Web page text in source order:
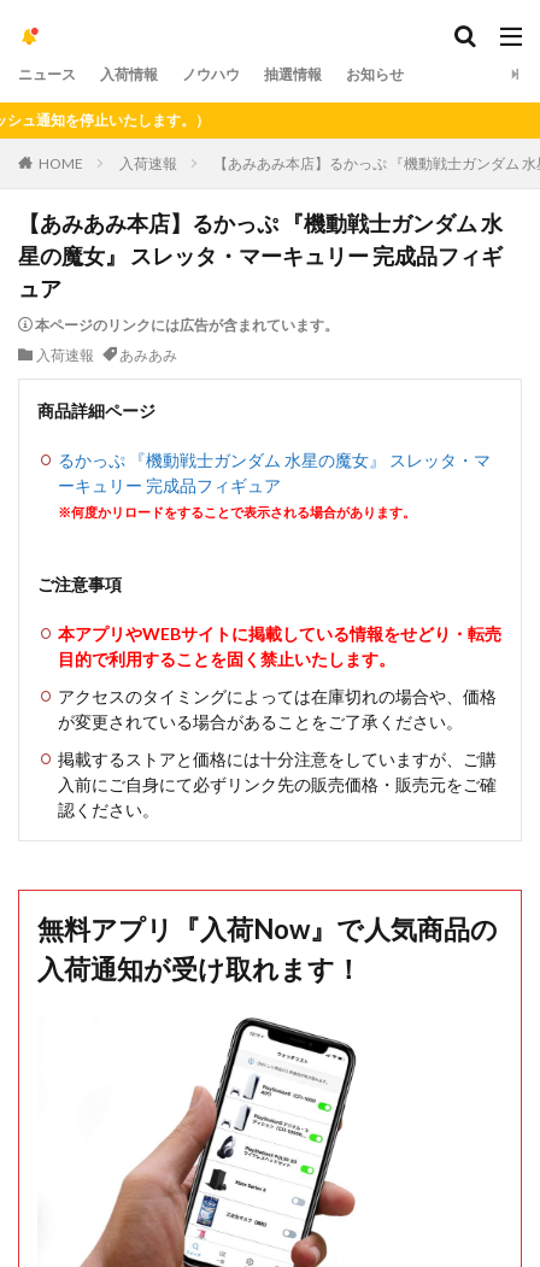
ニュース 入荷情報 ノウハウ 抽選情報 お知らせ
を停止いたします。）
HOME 入荷速報 【あみあみ本店】るかっぷ 『機動戦士ガンダム
【あみあみ本店】るかっぷ 『機動戦士ガンダム 水
星の魔女』 スレッタ・マーキュリー 完成品フィギ
ュア
本ページのリンクには広告が含まれています。
入荷速報
あみあみ
商品詳細ページ
るかっぷ 『機動戦士ガンダム 水星の魔女』 スレッタ・マ
ーキュリー 完成品フィギュア
※何度かリロードをすることで表示される場合があります。
ご注意事項
本アプリやWEBサイトに掲載している情報をせどり・転売
目的で利用することを固く禁止いたします。
アクセスのタイミングによっては在庫切れの場合や、価格
が変更されている場合があることをご了承ください。
掲載するストアと価格には十分注意をしていますが、ご購
入前にご自身にて必ずリンク先の販売価格・販売元をご確
認ください。
無料アプリ『入荷Now』で人気商品の
入荷通知が受け取れます！